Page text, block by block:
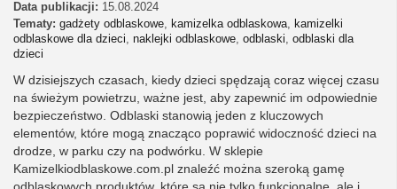
Data publikacji: 15.08.2024
Tematy: gadżety odblaskowe, kamizelka odblaskowa, kamizelki
odblaskowe dla dzieci, naklejki odblaskowe, odblaski, odblaski dla
dzieci
W dzisiejszych czasach, kiedy dzieci spędzają coraz więcej czasu
na świeżym powietrzu, ważne jest, aby zapewnić im odpowiednie
bezpieczeństwo. Odblaski stanowią jeden z kluczowych
elementów, które mogą znacząco poprawić widoczność dzieci na
drodze, w parku czy na podwórku. W sklepie
Kamizelkiodblaskowe.com.pl znaleźć można szeroką gamę